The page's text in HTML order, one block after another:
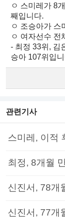
ㅇ 스미레가 8
째입니다.
ㅇ 조승아가 스
ㅇ 여자선수 전
- 최정 33위, 김
승아 107위입
관련기사
스미레, 이적
최정, 8개월
신진서, 78개
신진서, 77개